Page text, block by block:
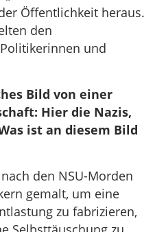
Öffentlichkeit heraus.
den
und
Bild von einer
Hier die Nazis,
ist an diesem Bild
den NSU-Morden
gemalt, um eine
zu fabrizieren,